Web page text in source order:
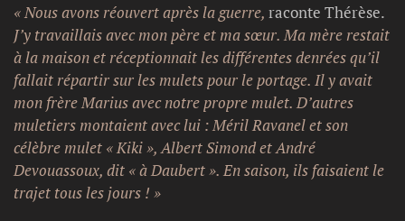
« Nous avons réouvert après la guerre, raconte Thérèse.
J’y travaillais avec mon père et ma sœur. Ma mère restait
à la maison et réceptionnait les différentes denrées qu’il
fallait répartir sur les mulets pour le portage. Il y avait
mon frère Marius avec notre propre mulet. D’autres
muletiers montaient avec lui : Méril Ravanel et son
célèbre mulet « Kiki », Albert Simond et André
Devouassoux, dit « à Daubert ». En saison, ils faisaient le
trajet tous les jours ! »